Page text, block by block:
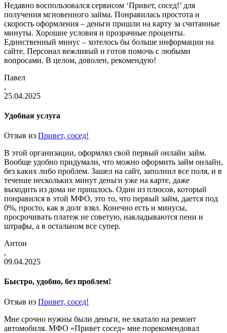
Недавно воспользовался сервисом ‘Привет, сосед!’ для
получения мгновенного займа. Понравилась простота и
скорость оформления – деньги пришли на карту за считанные
минуты. Хорошие условия и прозрачные проценты.
Единственный минус – хотелось бы больше информации на
сайте. Персонал вежливый и готов помочь с любыми
вопросами. В целом, доволен, рекомендую!
Павел
,
25.04.2025
Удобная услуга
Отзыв из Привет, сосед!
В этой организации, оформлял свой первый онлайн займ.
Вообще удобно придумали, что можно оформить займ онлайн,
без каких либо проблем. Зашел на сайт, заполнил все поля, и в
течение нескольких минут деньги уже на карте, даже
выходить из дома не пришлось. Один из плюсов, который
понравился в этой МФО, это то, что первый займ, дается под
0%, просто, как в долг взял. Конечно есть и минусы,
просрочивать платеж не советую, накладываются пени и
штрафы, а в остальном все супер.
Антон
,
09.04.2025
Быстро, удобно, без проблем!
Отзыв из Привет, сосед!
Мне срочно нужны были деньги, не хватало на ремонт
автомобиля. МФО «Привет сосед» мне порекомендовал